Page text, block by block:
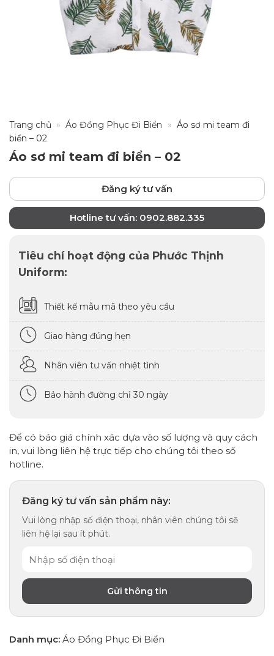
Trang chủ » Áo Đồng Phục Đi Biển » Áo sơ mi team đi
biển – 02
Áo sơ mi team đi biển – 02
Đăng ký tư vấn
Hotline tư vấn: 0902.882.335
Tiêu chí hoạt động của Phước Thịnh
Uniform:
Thiết kế mẫu mã theo yêu cầu
Giao hàng đúng hẹn
Nhân viên tư vấn nhiệt tình
Bảo hành đường chỉ 30 ngày
Để có báo giá chính xác dựa vào số lượng và quy cách
in, vui lòng liên hệ trực tiếp cho chúng tôi theo số
hotline.
Đăng ký tư vấn sản phẩm này:
Vui lòng nhập số điện thoại, nhân viên chúng tôi sẽ
liên hệ lại sau ít phút.
Danh mục: Áo Đồng Phục Đi Biển